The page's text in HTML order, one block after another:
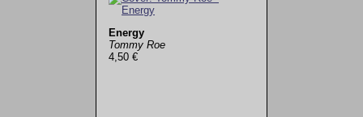
Energy
Tommy Roe
4,50 €